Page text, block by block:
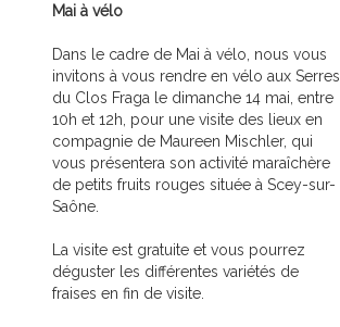
Mai à vélo
Dans le cadre de Mai à vélo, nous vous
invitons à vous rendre en vélo aux Serres
du Clos Fraga le dimanche 14 mai, entre
10h et 12h, pour une visite des lieux en
compagnie de Maureen Mischler, qui
vous présentera son activité maraîchère
de petits fruits rouges située à Scey-sur-
Saône.
La visite est gratuite et vous pourrez
déguster les différentes variétés de
fraises en fin de visite.